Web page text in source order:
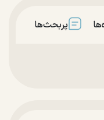
پربحث‌ها